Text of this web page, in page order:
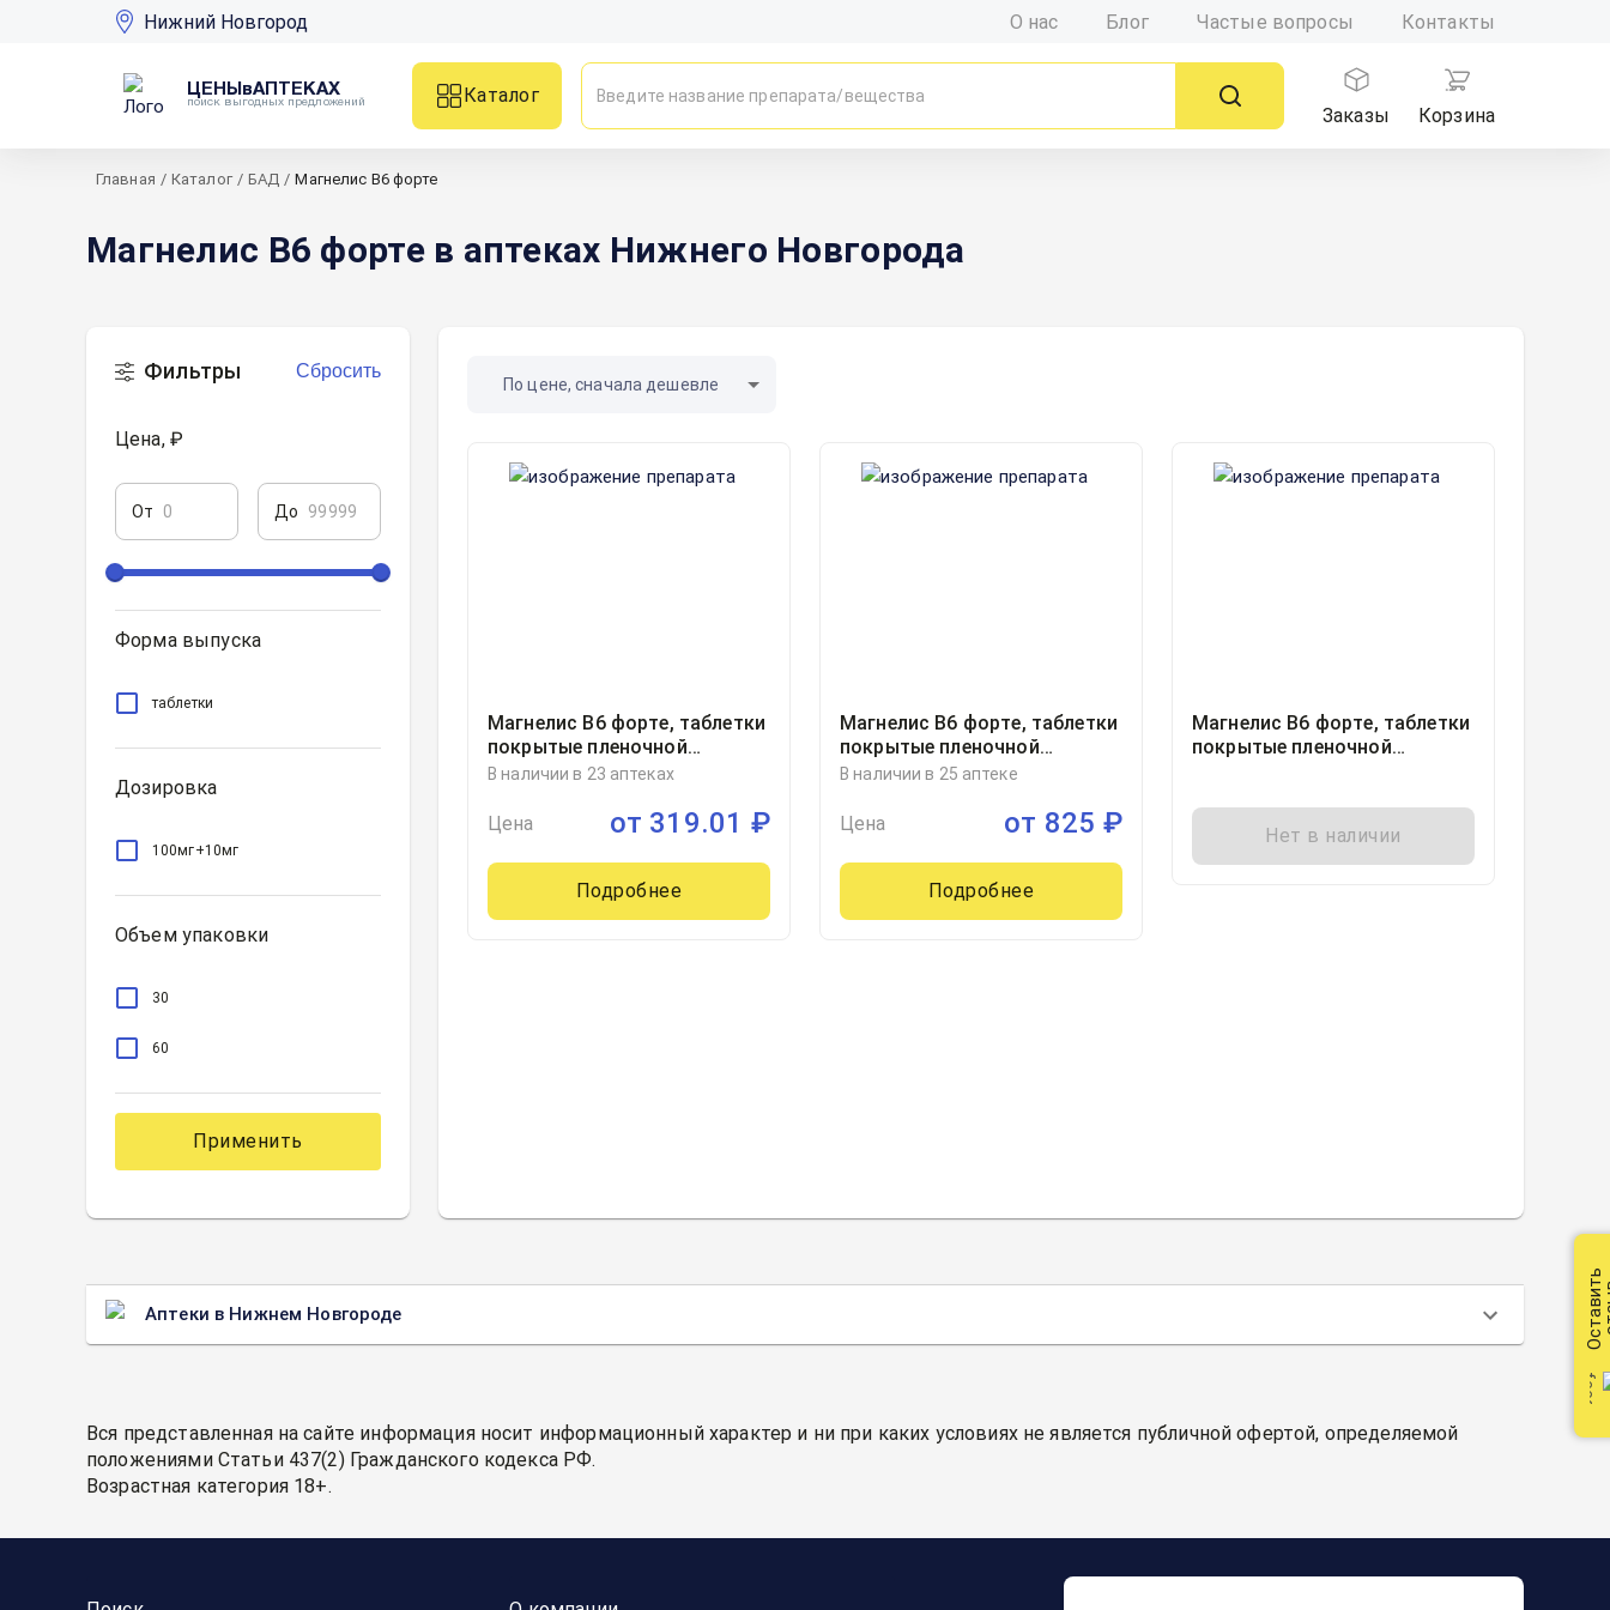
Нижний Новгород О нас Блог Частые вопросы Контакты
ЦЕНЫвАПТЕКАХ
поиск выгодных предложений
Каталог
Заказы
Корзина
Главная / Каталог / БАД / Магнелис В6 форте
Магнелис В6 форте в аптеках Нижнего Новгорода
Фильтры Сбросить
Цена, ₽
От До
Форма выпуска
таблетки
Дозировка
100мг+10мг
Объем упаковки
30
60
Применить
По цене, сначала дешевле
Магнелис В6 форте, таблетки
покрытые пленочной
оболочкой 100мг+10мг
В наличии в 23 аптеках
Цена от 319.01 ₽
Подробнее
Магнелис В6 форте, таблетки
покрытые пленочной
оболочкой 100мг+10мг
В наличии в 25 аптеке
Цена от 825 ₽
Подробнее
Магнелис В6 форте, таблетки
покрытые пленочной
Россия
Нет в наличии
Аптеки в Нижнем Новгороде
Вся представленная на сайте информация носит информационный характер и ни при каких условиях не является публичной офертой, определяемой
положениями Статьи 437(2) Гражданского кодекса РФ.
Возрастная категория 18+.
Оставить